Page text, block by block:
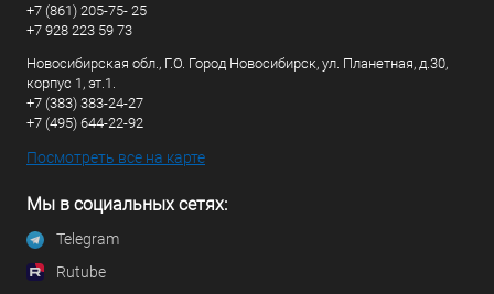
+7 (861) 205-75- 25
+7 928 223 59 73
Новосибирская обл., Г.О. Город Новосибирск, ул. Планетная, д.30,
корпус 1, эт.1.
+7 (383) 383-24-27
+7 (495) 644-22-92
Посмотреть все на карте
Мы в социальных сетях:
Telegram
Rutube